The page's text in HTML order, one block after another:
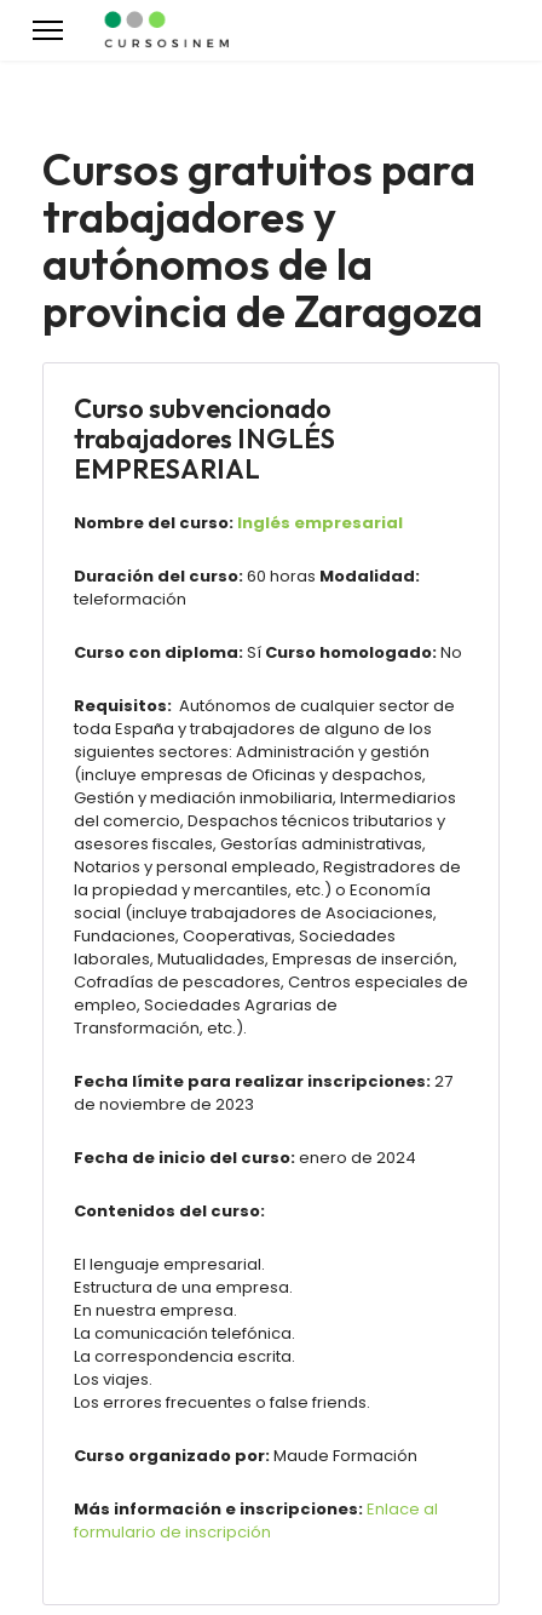
Cursos gratuitos para
trabajadores y
autónomos de la
provincia de Zaragoza
Curso subvencionado
trabajadores INGLÉS
EMPRESARIAL
Nombre del curso: Inglés empresarial
Duración del curso:60 horas Modalidad:
teleformación
Curso con diploma:Sí Curso homologado:No
Requisitos: Autónomos de cualquier sector de
toda España y trabajadores de alguno de los
siguientes sectores: Administración y gestión
(incluye empresas de Oficinas y despachos,
Gestión y mediación inmobiliaria, Intermediarios
del comercio, Despachos técnicos tributarios y
asesores fiscales, Gestorías administrativas,
Notarios y personal empleado, Registradores de
la propiedad y mercantiles, etc.) o Economía
social (incluye trabajadores de Asociaciones,
Fundaciones, Cooperativas, Sociedades
laborales, Mutualidades, Empresas de inserción,
Cofradías de pescadores, Centros especiales de
empleo, Sociedades Agrarias de
Transformación, etc.).
Fecha límite para realizar inscripciones:27
de noviembre de 2023
Fecha de inicio del curso:enero de 2024
Contenidos del curso:
El lenguaje empresarial.
Estructura de una empresa.
En nuestra empresa.
La comunicación telefónica.
La correspondencia escrita.
Los viajes.
Los errores frecuentes o false friends.
Curso organizado por:Maude Formación
Más información e inscripciones:Enlace al
formulario de inscripción